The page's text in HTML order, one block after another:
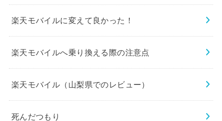
楽天モバイルに変えて良かった！
楽天モバイルへ乗り換える際の注意点
楽天モバイル（山梨県でのレビュー）
死んだつもり